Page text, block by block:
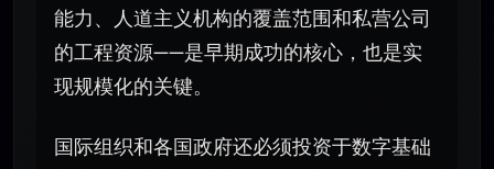
能力、人道主义机构的覆盖范围和私营公司
的工程资源——是早期成功的核心，也是实
现规模化的关键。
国际组织和各国政府还必须投资于数字基础